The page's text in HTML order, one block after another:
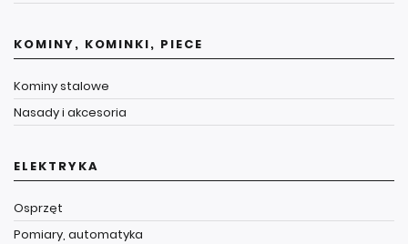
KOMINY, KOMINKI, PIECE
Kominy stalowe
Nasady i akcesoria
ELEKTRYKA
Osprzęt
Pomiary, automatyka